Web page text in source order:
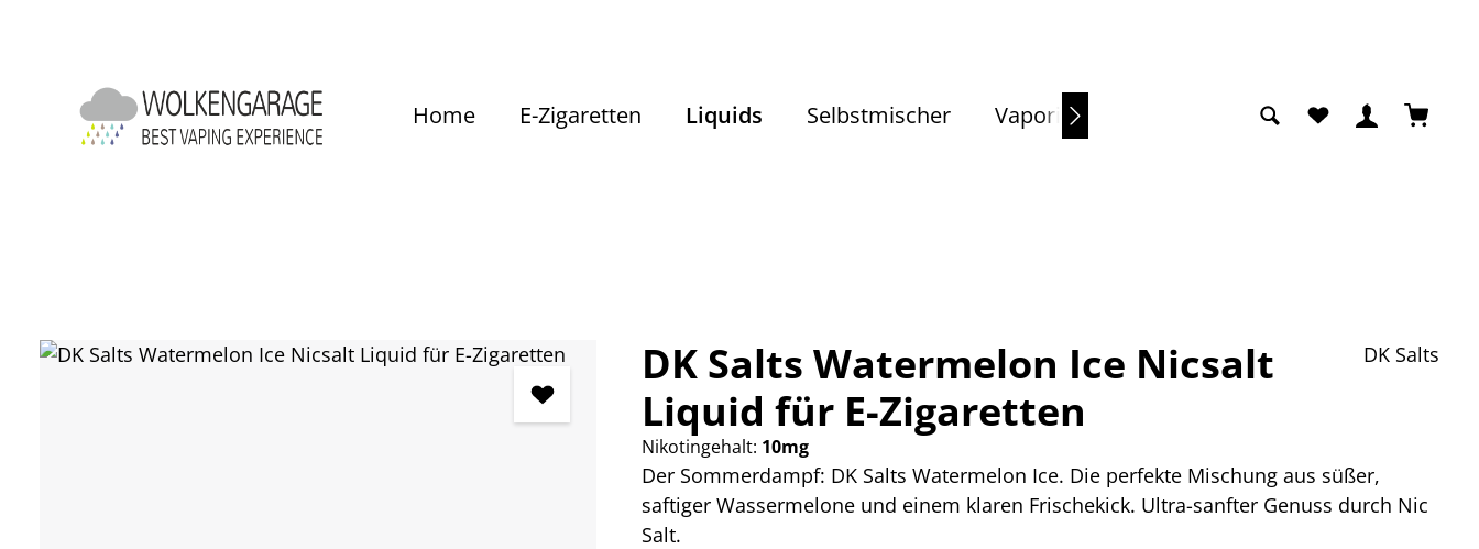
Home E-Zigaretten Liquids Selbstmischer Vaporizer Du hast 0 Produkte
Bildergalerie überspringen
DK Salts Watermelon Ice Nicsalt
Liquid für E-Zigaretten
Nikotingehalt: 10mg
DK Salts
Der Sommerdampf: DK Salts Watermelon Ice. Die perfekte Mischung aus süßer,
saftiger Wassermelone und einem klaren Frischekick. Ultra-sanfter Genuss durch Nic
Salt.